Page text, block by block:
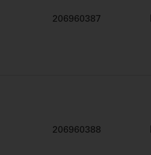
206960387
206960388